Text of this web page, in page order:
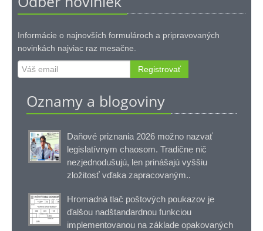
Informácie o najnovších formulároch a pripravovaných
novinkách najviac raz mesačne.
Registrovať
Oznamy a blogoviny
Daňové priznania 2026 možno nazvať
legislatívnym chaosom. Tradične nič
nezjednodušujú, len prinášajú vyššiu
zložitosť vďaka zapracovaným..
Hromadná tlač poštových poukazov je
ďalšou nadštandardnou funkciou
implementovanou na základe opakovaných